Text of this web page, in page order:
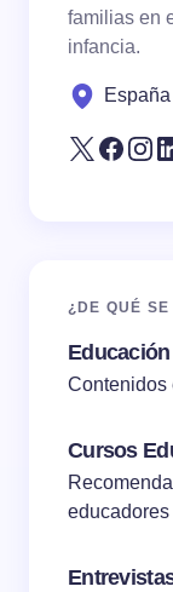
familias en
infancia.
España
¿DE QUÉ
Educación
Contenidos
Cursos
educadores